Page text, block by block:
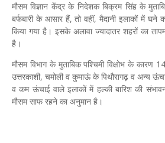
मौसम विज्ञान केंद्र के निदेशक बिक्रम सिंह के
बर्फबारी के आसार हैं, तो वहीं, मैदानी इलाकों में घने
किया गया है। इसके अलावा ज्यादातर शहरों का
है।
मौसम विभाग के मुताबिक पश्चिमी विक्षोभ के
उत्तरकाशी, चमोली व कुमाऊं के पिथौरागढ़ व अन्य
व कम ऊंचाई वाले इलाकों में हल्की बारिश की
मौसम साफ रहने का अनुमान है।